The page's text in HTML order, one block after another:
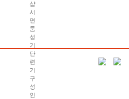
샵
서
면
룸
성
기
단
련
기
구
성
인